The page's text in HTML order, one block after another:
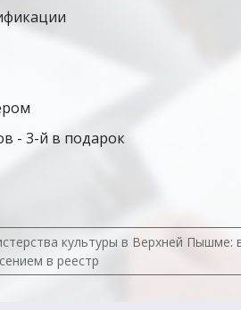
- 3-й в подарок
культуры в Верхней Пышме:
в реестр